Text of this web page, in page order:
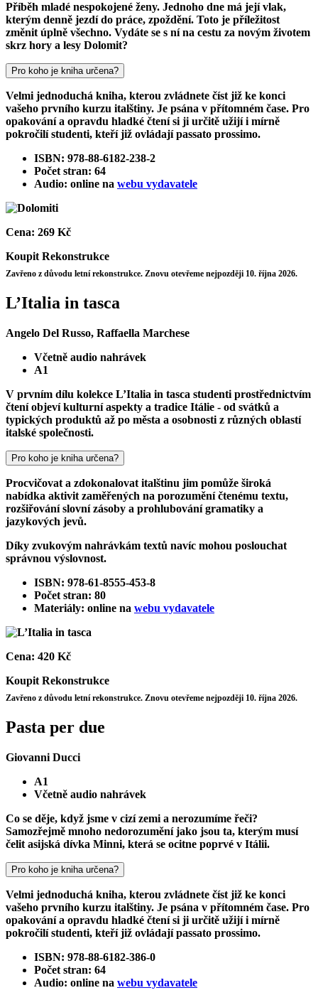
Příběh mladé nespokojené ženy. Jednoho dne má její vlak,
kterým denně jezdí do práce, zpoždění. Toto je příležitost
změnit úplně všechno. Vydáte se s ní na cestu za novým životem
skrz hory a lesy Dolomit?
Pro koho je kniha určena?
Velmi jednoduchá kniha, kterou zvládnete číst již ke konci
vašeho prvního kurzu italštiny. Je psána v přítomném čase. Pro
opakování a opravdu hladké čtení si ji určitě užijí i mírně
pokročilí studenti, kteří již ovládají passato prossimo.
ISBN: 978-88-6182-238-2
Počet stran: 64
Audio: online na webu vydavatele
Cena: 269 Kč
Koupit Rekonstrukce
Zavřeno z důvodu letní rekonstrukce. Znovu otevřeme nejpozději 10. října 2026.
L’Italia in tasca
Angelo Del Russo, Raffaella Marchese
Včetně audio nahrávek
A1
V prvním dílu kolekce L’Italia in tasca studenti prostřednictvím
čtení objeví kulturní aspekty a tradice Itálie - od svátků a
typických produktů až po města a osobnosti z různých oblastí
italské společnosti.
Pro koho je kniha určena?
Procvičovat a zdokonalovat italštinu jim pomůže široká
nabídka aktivit zaměřených na porozumění čtenému textu,
rozšiřování slovní zásoby a prohlubování gramatiky a
jazykových jevů.
Díky zvukovým nahrávkám textů navíc mohou poslouchat
správnou výslovnost.
ISBN: 978-61-8555-453-8
Počet stran: 80
Materiály: online na webu vydavatele
Cena: 420 Kč
Koupit Rekonstrukce
Zavřeno z důvodu letní rekonstrukce. Znovu otevřeme nejpozději 10. října 2026.
Pasta per due
Giovanni Ducci
A1
Včetně audio nahrávek
Co se děje, když jsme v cizí zemi a nerozumíme řeči?
Samozřejmě mnoho nedorozumění jako jsou ta, kterým musí
čelit asijská dívka Minni, která se ocitne poprvé v Itálii.
Pro koho je kniha určena?
Velmi jednoduchá kniha, kterou zvládnete číst již ke konci
vašeho prvního kurzu italštiny. Je psána v přítomném čase. Pro
opakování a opravdu hladké čtení si ji určitě užijí i mírně
pokročilí studenti, kteří již ovládají passato prossimo.
ISBN: 978-88-6182-386-0
Počet stran: 64
Audio: online na webu vydavatele